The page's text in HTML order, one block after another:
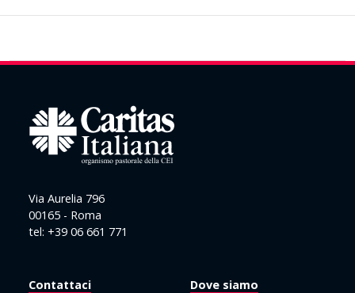
Via Aurelia 796
00165 - Roma
tel: +39 06 661 771
Contattaci Dove siamo